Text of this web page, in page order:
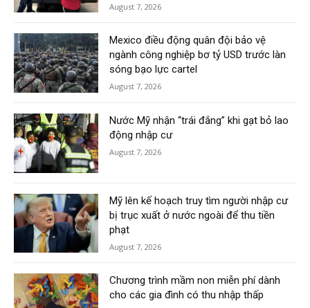
August 7, 2026
Mexico điều động quân đội bảo vệ
ngành công nghiệp bơ tỷ USD trước làn
sóng bạo lực cartel
August 7, 2026
Nước Mỹ nhận “trái đắng” khi gạt bỏ lao
động nhập cư
August 7, 2026
Mỹ lên kế hoạch truy tìm người nhập cư
bị trục xuất ở nước ngoài để thu tiền
phạt
August 7, 2026
Chương trình mầm non miễn phí dành
cho các gia đình có thu nhập thấp